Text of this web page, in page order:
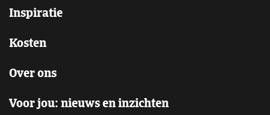
Inspiratie
Kosten
Over ons
Voor jou: nieuws en inzichten